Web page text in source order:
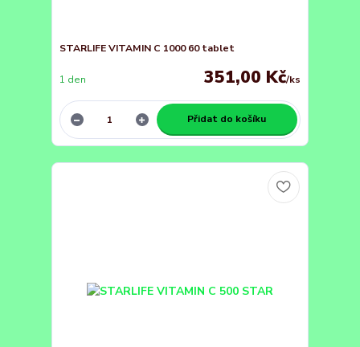
STARLIFE VITAMIN C 1000 60 tablet
351,00 Kč/ks
1 den
Přidat do košíku